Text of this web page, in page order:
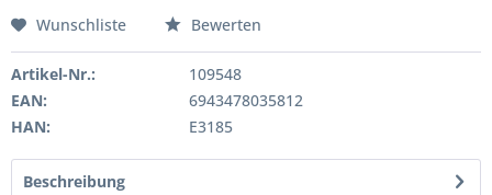
Wunschliste Bewerten
Artikel-Nr.:
109548
EAN:
6943478035812
HAN:
E3185
Beschreibung